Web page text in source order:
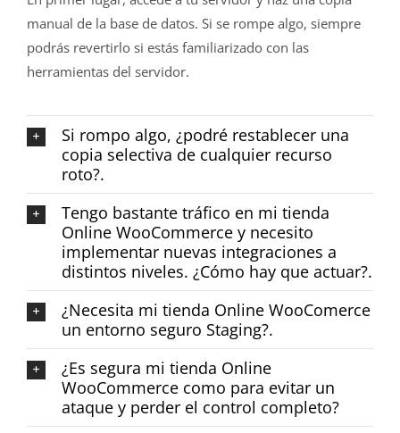
manual de la base de datos. Si se rompe algo, siempre
podrás revertirlo si estás familiarizado con las
herramientas del servidor.
Si rompo algo, ¿podré restablecer una
copia selectiva de cualquier recurso
roto?.
Tengo bastante tráfico en mi tienda
Online WooCommerce y necesito
implementar nuevas integraciones a
distintos niveles. ¿Cómo hay que actuar?.
¿Necesita mi tienda Online WooComerce
un entorno seguro Staging?.
¿Es segura mi tienda Online
WooCommerce como para evitar un
ataque y perder el control completo?